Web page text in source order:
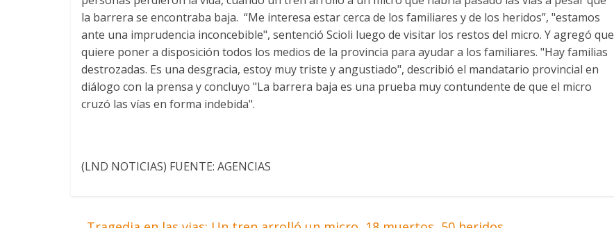
la barrera se encontraba baja. “Me interesa estar cerca de los familiares y de los heridos”, "estamos
ante una imprudencia inconcebible", sentenció Scioli luego de visitar los restos del micro. Y agregó que
quiere poner a disposición todos los medios de la provincia para ayudar a los familiares. "Hay familias
destrozadas. Es una desgracia, estoy muy triste y angustiado", describió el mandatario provincial en
diálogo con la prensa y concluyo "La barrera baja es una prueba muy contundente de que el micro
cruzó las vías en forma indebida".
(LND NOTICIAS) FUENTE: AGENCIAS